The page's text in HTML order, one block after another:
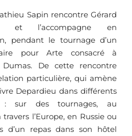
Sapin rencontre Gérard
et l’accompagne en
pendant le tournage d’un
pour Arte consacré à
Dumas. De cette rencontre
particulière, qui amène
Depardieu dans différents
: sur des tournages, au
l’Europe, en Russie ou
d’un repas dans son hôtel